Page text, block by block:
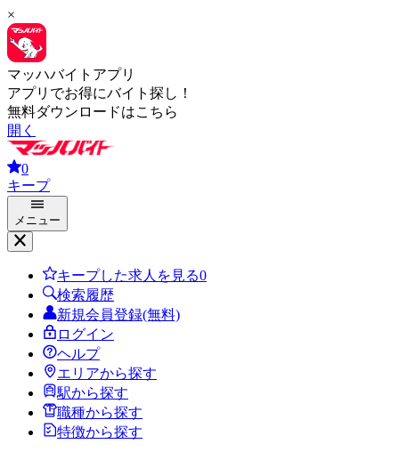
×
マッハバイトアプリ
アプリでお得にバイト探し！
無料ダウンロードはこちら
開く
0
キープ
メニュー
キープした求人を見る0
検索履歴
新規会員登録(無料)
ログイン
ヘルプ
エリアから探す
駅から探す
職種から探す
特徴から探す